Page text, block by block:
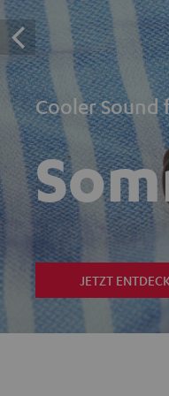
Cooler Sound
JETZT